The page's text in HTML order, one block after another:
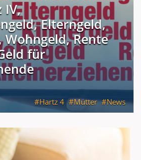
IV,
Elterngeld,
Wohngeld, Rente
für
Hartz 4
Mütter News